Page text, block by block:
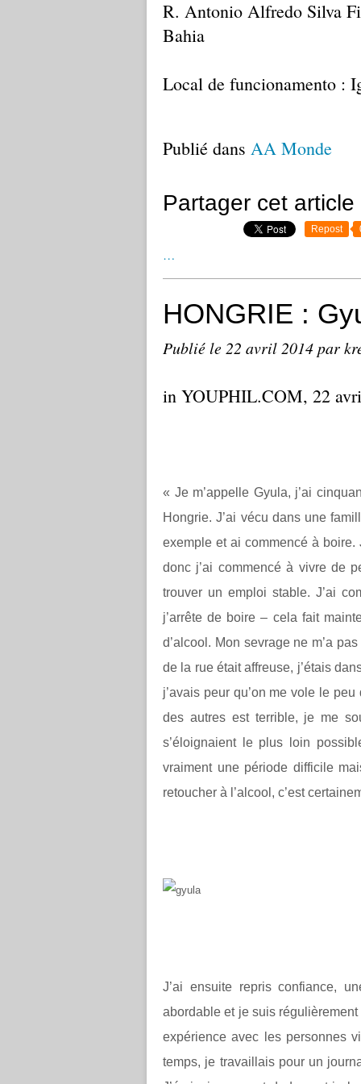
R. Antonio Alfredo Silva
Bahia
Local de funcionamento :
Publié dans AA Monde
Partager cet article
Repost
…
HONGRIE :
Publié le 22 avril 2014par
in YOUPHIL.COM, 22
« Je m’appelle Gyula, j’ai
Hongrie. J’ai vécu dans une
exemple et ai commencé à
donc j’ai commencé à vivre de
trouver un emploi stable. J’ai
j’arrête de boire – cela fait
d’alcool. Mon sevrage ne m’a
de la rue était affreuse, j’étais
j’avais peur qu’on me vole le
des autres est terrible, je me
s’éloignaient le plus loin
vraiment une période difficile
retoucher à l’alcool, c’est
J’ai ensuite repris confiance,
abordable et je suis
expérience avec les personnes
temps, je travaillais pour un